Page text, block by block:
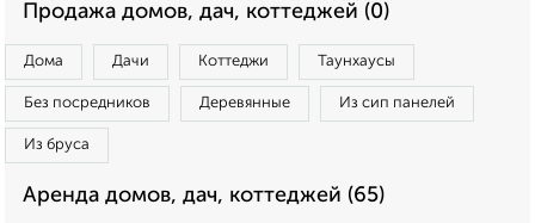
Продажа домов, дач, коттеджей (0)
Дома Дачи Коттеджи Таунхаусы
Без посредников Деревянные Из сип панелей
Из бруса
Аренда домов, дач, коттеджей (65)